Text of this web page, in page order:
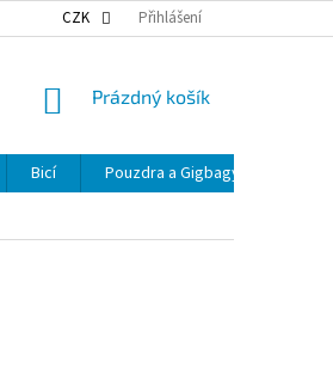
NAŠE DOPRAVA
CZK Přihlášení
NÁKUPNÍ
Prázdný košík
Bicí Pouzdra a Gigbagy